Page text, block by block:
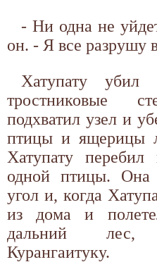
- Ни одна не
он. - Я все разрушу
Хатупату
тростниковые
подхватил узел и
птицы и ящерицы
Хатупату
одной птицы. Она
угол и, когда
из дома и
дальний лес,
Курангаитуку.